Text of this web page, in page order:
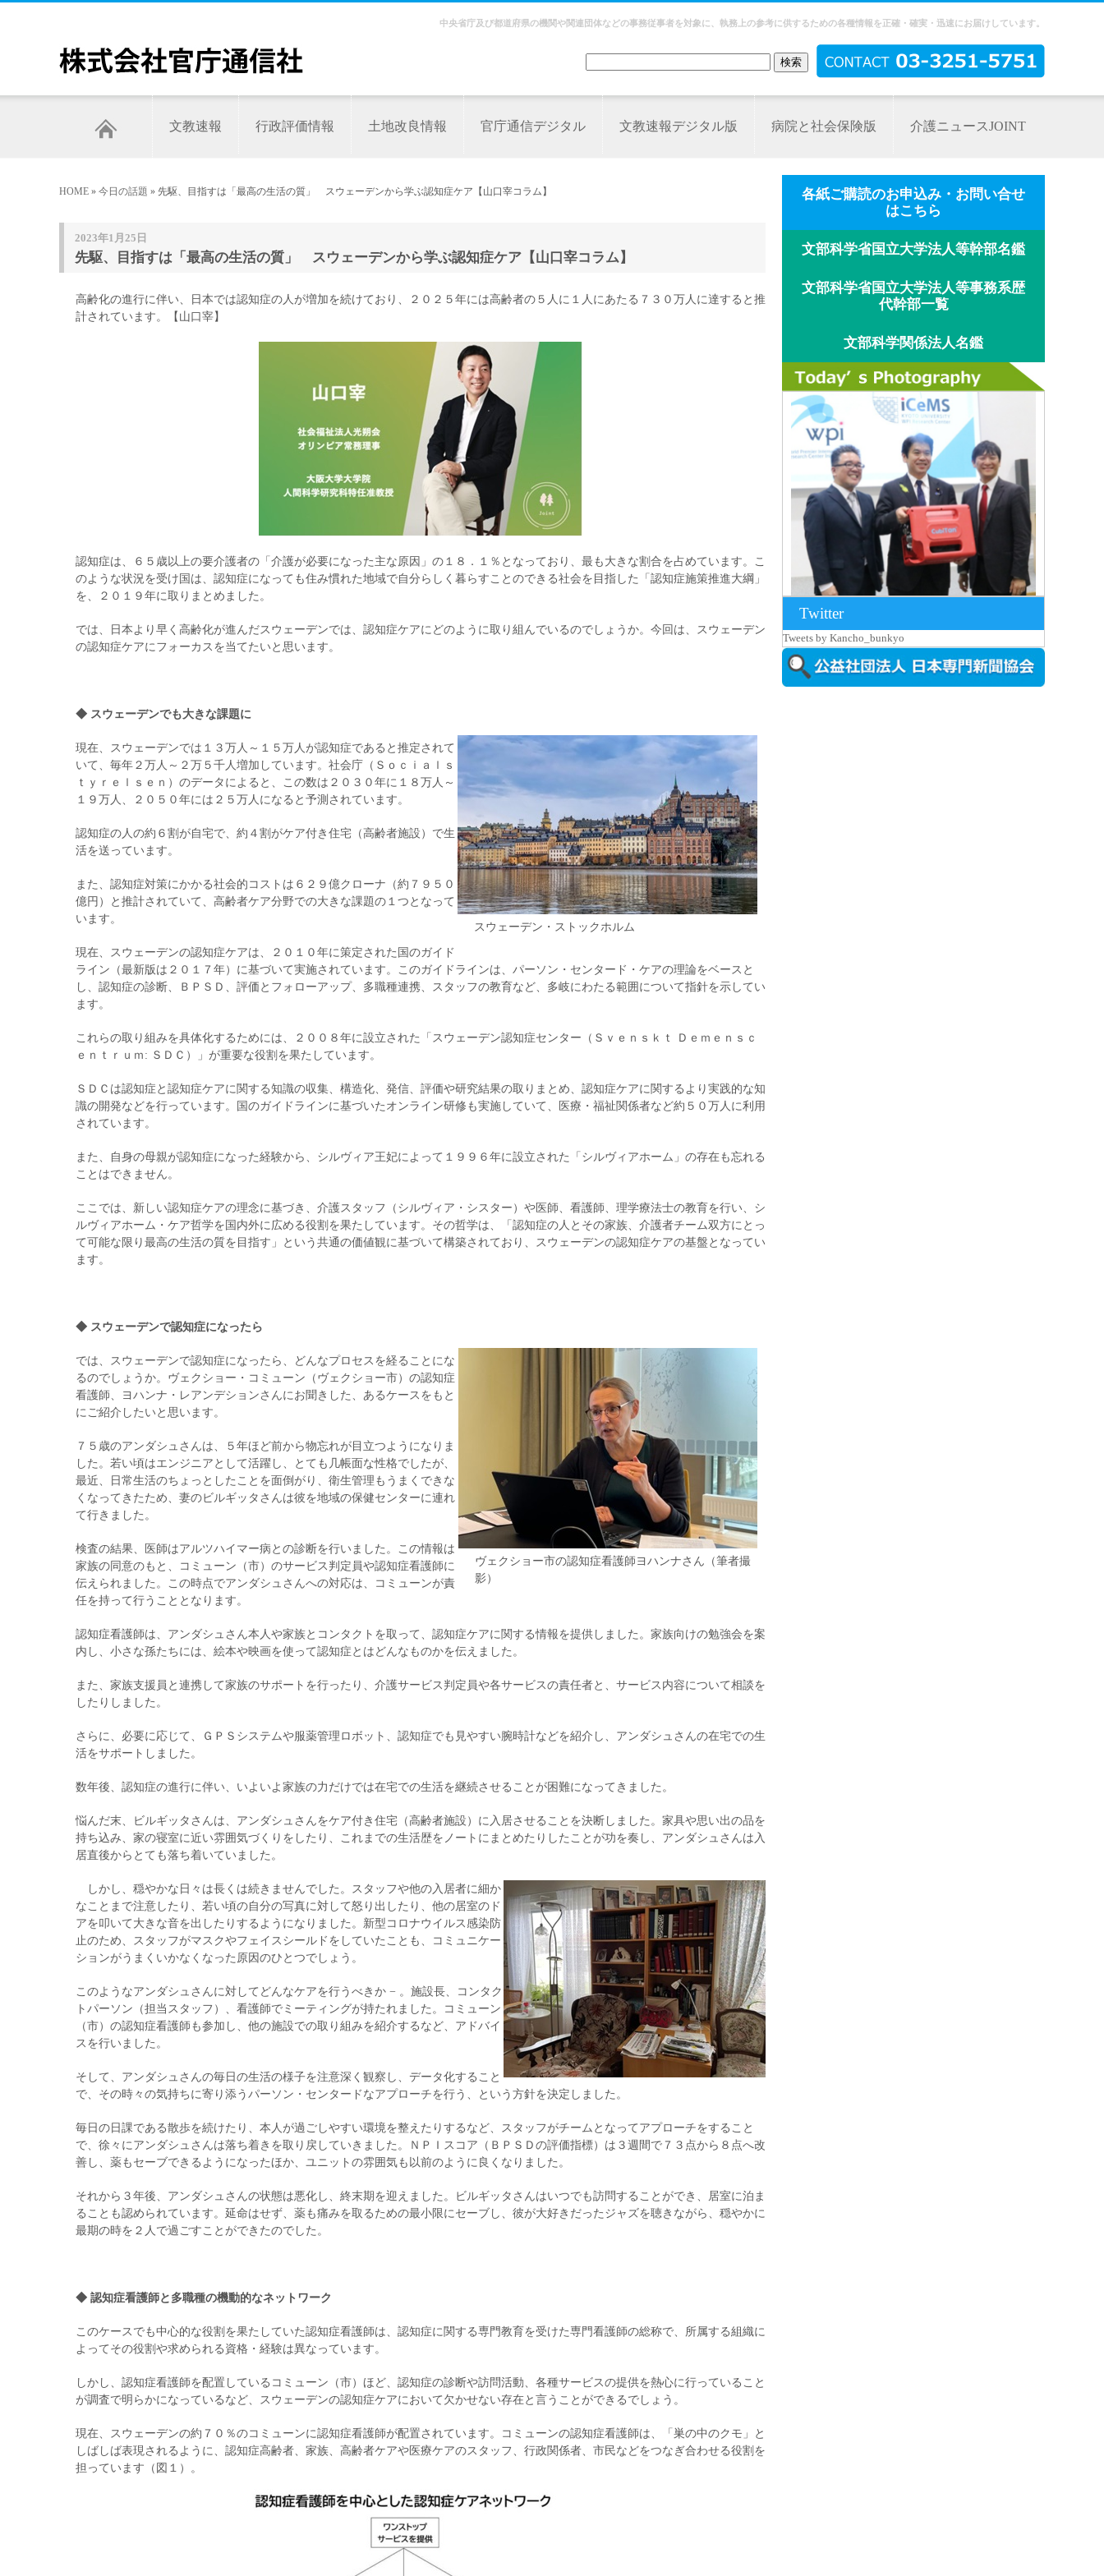
中央省庁及び都道府県の機関や関連団体などの事務従事者を対象に、執務上の参考に供するための各種情報を正確・確実・迅速にお届けしています。
文教速報 行政評価情報 土地改良情報 官庁通信デジタル 文教速報デジタル版 病院と社会保険版 介護ニュースJOINT
HOME » 今日の話題 » 先駆、目指すは「最高の生活の質」 スウェーデンから学ぶ認知症ケア【山口宰コラム】
2023年1月25日
先駆、目指すは「最高の生活の質」 スウェーデンから学ぶ認知症ケア【山口宰コラム】
高齢化の進行に伴い、日本では認知症の人が増加を続けており、２０２５年には高齢者の５人に１人にあたる７３０万人に達すると推
計されています。【山口宰】
認知症は、６５歳以上の要介護者の「介護が必要になった主な原因」の１８．１％となっており、最も大きな割合を占めています。こ
のような状況を受け国は、認知症になっても住み慣れた地域で自分らしく暮らすことのできる社会を目指した「認知症施策推進大綱」
を、２０１９年に取りまとめました。
では、日本より早く高齢化が進んだスウェーデンでは、認知症ケアにどのように取り組んでいるのでしょうか。今回は、スウェーデン
の認知症ケアにフォーカスを当てたいと思います。
◆ スウェーデンでも大きな課題に
スウェーデン・ストックホルム
現在、スウェーデンでは１３万人～１５万人が認知症であると推定されて
いて、毎年２万人～２万５千人増加しています。社会庁（Ｓｏｃｉａｌｓ
ｔｙｒｅｌｓｅｎ）のデータによると、この数は２０３０年に１８万人～
１９万人、２０５０年には２５万人になると予測されています。
認知症の人の約６割が自宅で、約４割がケア付き住宅（高齢者施設）で生
活を送っています。
また、認知症対策にかかる社会的コストは６２９億クローナ（約７９５０
億円）と推計されていて、高齢者ケア分野での大きな課題の１つとなって
います。
現在、スウェーデンの認知症ケアは、２０１０年に策定された国のガイド
ライン（最新版は２０１７年）に基づいて実施されています。このガイドラインは、パーソン・センタード・ケアの理論をベースと
し、認知症の診断、ＢＰＳＤ、評価とフォローアップ、多職種連携、スタッフの教育など、多岐にわたる範囲について指針を示してい
ます。
これらの取り組みを具体化するためには、２００８年に設立された「スウェーデン認知症センター（Ｓｖｅｎｓｋｔ Ｄｅｍｅｎｓｃ
ｅｎｔｒｕｍ: ＳＤＣ）」が重要な役割を果たしています。
ＳＤＣは認知症と認知症ケアに関する知識の収集、構造化、発信、評価や研究結果の取りまとめ、認知症ケアに関するより実践的な知
識の開発などを行っています。国のガイドラインに基づいたオンライン研修も実施していて、医療・福祉関係者など約５０万人に利用
されています。
また、自身の母親が認知症になった経験から、シルヴィア王妃によって１９９６年に設立された「シルヴィアホーム」の存在も忘れる
ことはできません。
ここでは、新しい認知症ケアの理念に基づき、介護スタッフ（シルヴィア・シスター）や医師、看護師、理学療法士の教育を行い、シ
ルヴィアホーム・ケア哲学を国内外に広める役割を果たしています。その哲学は、「認知症の人とその家族、介護者チーム双方にとっ
て可能な限り最高の生活の質を目指す」という共通の価値観に基づいて構築されており、スウェーデンの認知症ケアの基盤となってい
ます。
◆ スウェーデンで認知症になったら
ヴェクショー市の認知症看護師ヨハンナさん（筆者撮
影）
では、スウェーデンで認知症になったら、どんなプロセスを経ることにな
るのでしょうか。ヴェクショー・コミューン（ヴェクショー市）の認知症
看護師、ヨハンナ・レアンデションさんにお聞きした、あるケースをもと
にご紹介したいと思います。
７５歳のアンダシュさんは、５年ほど前から物忘れが目立つようになりま
した。若い頃はエンジニアとして活躍し、とても几帳面な性格でしたが、
最近、日常生活のちょっとしたことを面倒がり、衛生管理もうまくできな
くなってきたため、妻のビルギッタさんは彼を地域の保健センターに連れ
て行きました。
検査の結果、医師はアルツハイマー病との診断を行いました。この情報は
家族の同意のもと、コミューン（市）のサービス判定員や認知症看護師に
伝えられました。この時点でアンダシュさんへの対応は、コミューンが責
任を持って行うこととなります。
認知症看護師は、アンダシュさん本人や家族とコンタクトを取って、認知症ケアに関する情報を提供しました。家族向けの勉強会を案
内し、小さな孫たちには、絵本や映画を使って認知症とはどんなものかを伝えました。
また、家族支援員と連携して家族のサポートを行ったり、介護サービス判定員や各サービスの責任者と、サービス内容について相談を
したりしました。
さらに、必要に応じて、ＧＰＳシステムや服薬管理ロボット、認知症でも見やすい腕時計などを紹介し、アンダシュさんの在宅での生
活をサポートしました。
数年後、認知症の進行に伴い、いよいよ家族の力だけでは在宅での生活を継続させることが困難になってきました。
悩んだ末、ビルギッタさんは、アンダシュさんをケア付き住宅（高齢者施設）に入居させることを決断しました。家具や思い出の品を
持ち込み、家の寝室に近い雰囲気づくりをしたり、これまでの生活歴をノートにまとめたりしたことが功を奏し、アンダシュさんは入
居直後からとても落ち着いていました。
しかし、穏やかな日々は長くは続きませんでした。スタッフや他の入居者に細か
なことまで注意したり、若い頃の自分の写真に対して怒り出したり、他の居室のド
アを叩いて大きな音を出したりするようになりました。新型コロナウイルス感染防
止のため、スタッフがマスクやフェイスシールドをしていたことも、コミュニケー
ションがうまくいかなくなった原因のひとつでしょう。
このようなアンダシュさんに対してどんなケアを行うべきか − 。施設長、コンタク
トパーソン（担当スタッフ）、看護師でミーティングが持たれました。コミューン
（市）の認知症看護師も参加し、他の施設での取り組みを紹介するなど、アドバイ
スを行いました。
そして、アンダシュさんの毎日の生活の様子を注意深く観察し、データ化すること
で、その時々の気持ちに寄り添うパーソン・センタードなアプローチを行う、という方針を決定しました。
毎日の日課である散歩を続けたり、本人が過ごしやすい環境を整えたりするなど、スタッフがチームとなってアプローチをすること
で、徐々にアンダシュさんは落ち着きを取り戻していきました。ＮＰＩスコア（ＢＰＳＤの評価指標）は３週間で７３点から８点へ改
善し、薬もセーブできるようになったほか、ユニットの雰囲気も以前のように良くなりました。
それから３年後、アンダシュさんの状態は悪化し、終末期を迎えました。ビルギッタさんはいつでも訪問することができ、居室に泊ま
ることも認められています。延命はせず、薬も痛みを取るための最小限にセーブし、彼が大好きだったジャズを聴きながら、穏やかに
最期の時を２人で過ごすことができたのでした。
◆ 認知症看護師と多職種の機動的なネットワーク
このケースでも中心的な役割を果たしていた認知症看護師は、認知症に関する専門教育を受けた専門看護師の総称で、所属する組織に
よってその役割や求められる資格・経験は異なっています。
しかし、認知症看護師を配置しているコミューン（市）ほど、認知症の診断や訪問活動、各種サービスの提供を熱心に行っていること
が調査で明らかになっているなど、スウェーデンの認知症ケアにおいて欠かせない存在と言うことができるでしょう。
現在、スウェーデンの約７０％のコミューンに認知症看護師が配置されています。コミューンの認知症看護師は、「巣の中のクモ」と
しばしば表現されるように、認知症高齢者、家族、高齢者ケアや医療ケアのスタッフ、行政関係者、市民などをつなぎ合わせる役割を
担っています（図１）。
各紙ご購読のお申込み・お問い合せ
はこちら
文部科学省国立大学法人等幹部名鑑
文部科学省国立大学法人等事務系歴
代幹部一覧
文部科学関係法人名鑑
京都大iCeMS等を視察した松本文部科学
大...
Twitter
Tweets by Kancho_bunkyo